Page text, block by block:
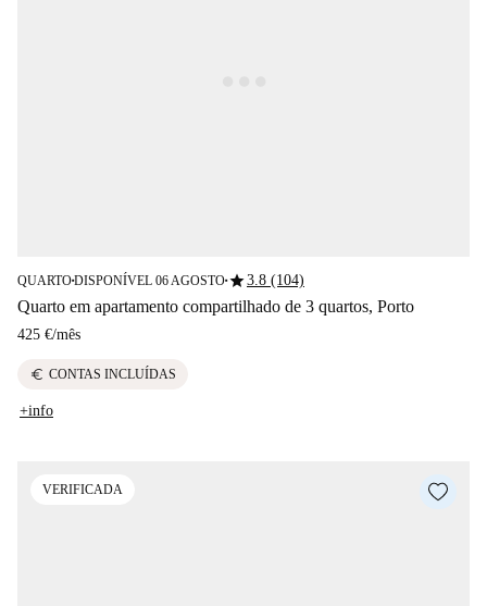
QUARTO■DISPONÍVEL 06 AGOSTO■star3.8 (104)
Quarto em apartamento compartilhado de 3 quartos, Porto
425 €/mês
euro CONTAS INCLUÍDAS
+info
VERIFICADA